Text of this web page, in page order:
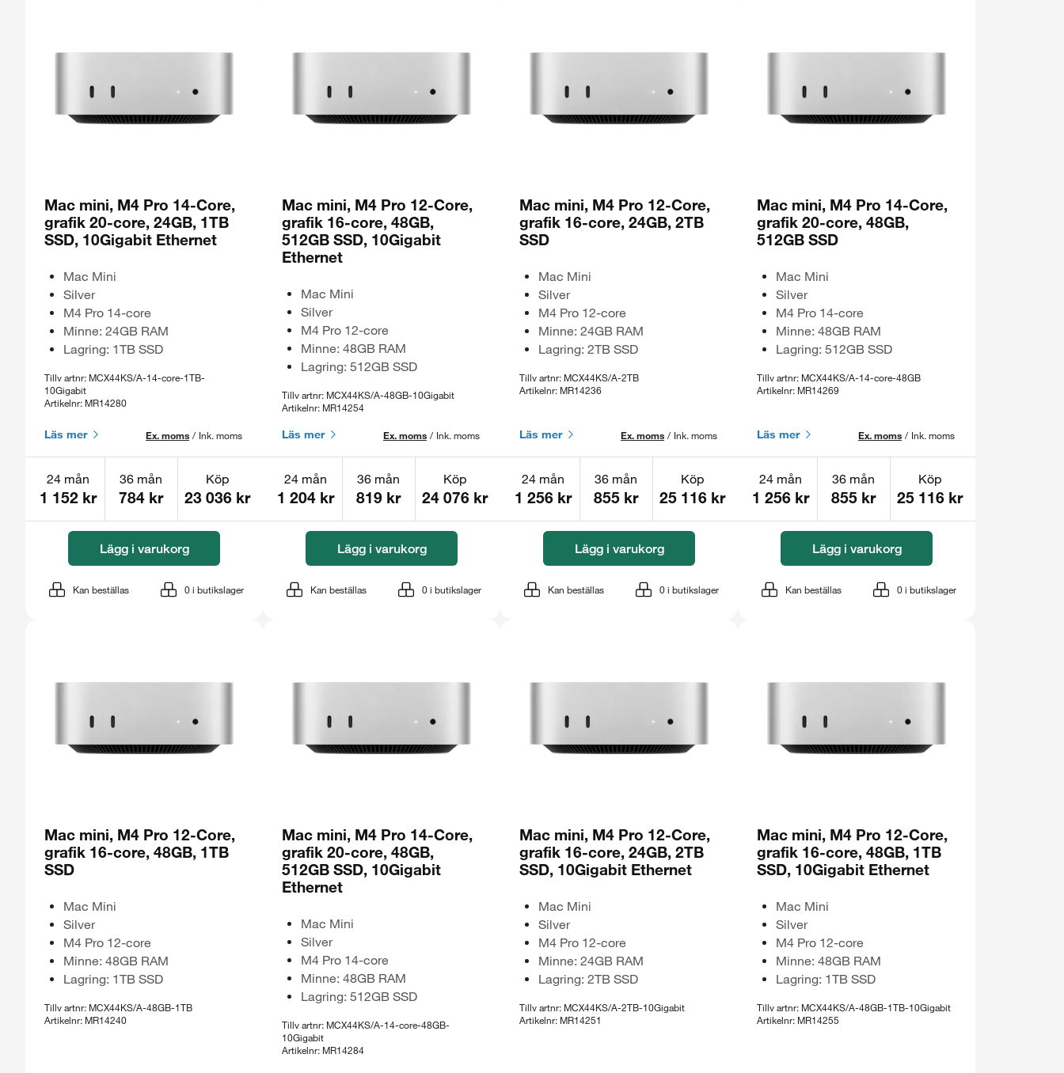
Mac mini, M4 Pro 14-Core,
grafik 20-core, 24GB, 1TB
SSD, 10Gigabit Ethernet
Mac Mini
Silver
M4 Pro 14-core
Minne: 24GB RAM
Lagring: 1TB SSD
Tillv artnr: MCX44KS/A-14-core-1TB-
10Gigabit
Artikelnr: MR14280
Läs mer Ex. moms / Ink. moms
24 mån
1 152 kr
36 mån
784 kr
Köp
23 036 kr
Lägg i varukorg
Kan beställas 0 i butikslager
Mac mini, M4 Pro 12-Core,
grafik 16-core, 48GB,
512GB SSD, 10Gigabit
Ethernet
Mac Mini
Silver
M4 Pro 12-core
Minne: 48GB RAM
Lagring: 512GB SSD
Tillv artnr: MCX44KS/A-48GB-10Gigabit
Artikelnr: MR14254
Läs mer Ex. moms / Ink. moms
24 mån
1 204 kr
36 mån
819 kr
Köp
24 076 kr
Lägg i varukorg
Kan beställas 0 i butikslager
Mac mini, M4 Pro 12-Core,
grafik 16-core, 24GB, 2TB
SSD
Mac Mini
Silver
M4 Pro 12-core
Minne: 24GB RAM
Lagring: 2TB SSD
Tillv artnr: MCX44KS/A-2TB
Artikelnr: MR14236
Läs mer Ex. moms / Ink. moms
24 mån
1 256 kr
36 mån
855 kr
Köp
25 116 kr
Lägg i varukorg
Kan beställas 0 i butikslager
Mac mini, M4 Pro 14-Core,
grafik 20-core, 48GB,
512GB SSD
Mac Mini
Silver
M4 Pro 14-core
Minne: 48GB RAM
Lagring: 512GB SSD
Tillv artnr: MCX44KS/A-14-core-48GB
Artikelnr: MR14269
Läs mer Ex. moms / Ink. moms
24 mån
1 256 kr
36 mån
855 kr
Köp
25 116 kr
Lägg i varukorg
Kan beställas 0 i butikslager
Mac mini, M4 Pro 12-Core,
grafik 16-core, 48GB, 1TB
SSD
Mac Mini
Silver
M4 Pro 12-core
Minne: 48GB RAM
Lagring: 1TB SSD
Tillv artnr: MCX44KS/A-48GB-1TB
Artikelnr: MR14240
Mac mini, M4 Pro 14-Core,
grafik 20-core, 48GB,
512GB SSD, 10Gigabit
Ethernet
Mac Mini
Silver
M4 Pro 14-core
Minne: 48GB RAM
Lagring: 512GB SSD
Tillv artnr: MCX44KS/A-14-core-48GB-
10Gigabit
Artikelnr: MR14284
Mac mini, M4 Pro 12-Core,
grafik 16-core, 24GB, 2TB
SSD, 10Gigabit Ethernet
Mac Mini
Silver
M4 Pro 12-core
Minne: 24GB RAM
Lagring: 2TB SSD
Tillv artnr: MCX44KS/A-2TB-10Gigabit
Artikelnr: MR14251
Mac mini, M4 Pro 12-Core,
grafik 16-core, 48GB, 1TB
SSD, 10Gigabit Ethernet
Mac Mini
Silver
M4 Pro 12-core
Minne: 48GB RAM
Lagring: 1TB SSD
Tillv artnr: MCX44KS/A-48GB-1TB-10Gigabit
Artikelnr: MR14255